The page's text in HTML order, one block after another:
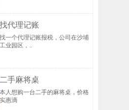
找代理记账
找一个代理记账报税，公司在沙埔
工业园区，..
二手麻将桌
本人想购一台二手的麻将桌，价格
实惠滴